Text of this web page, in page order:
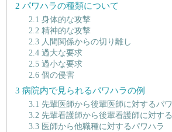
2 パワハラの種類について
2.1 身体的な攻撃
2.2精神的な攻撃
2.3人間関係からの切り離し
2.4過大な要求
2.5過小な要求
2.6個の侵害
3 病院内で見られるパワハラの例
3.1 先輩医師から後輩医師に対するパ
3.2先輩看護師から後輩看護師に対す
3.3医師から他職種に対するパワハラ